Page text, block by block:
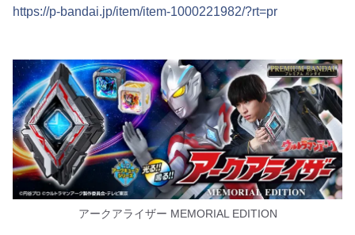
https://p-bandai.jp/item/item-1000221982/?rt=pr
アークアライザー MEMORIAL EDITION